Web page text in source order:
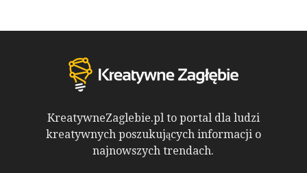
KreatywneZaglebie.pl to portal dla ludzi
kreatywnych poszukujących informacji o
najnowszych trendach.